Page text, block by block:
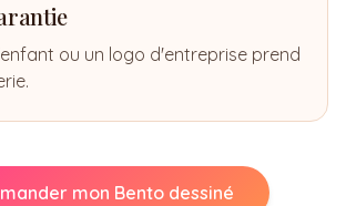
ou un logo d'entreprise prend
mon Bento dessiné